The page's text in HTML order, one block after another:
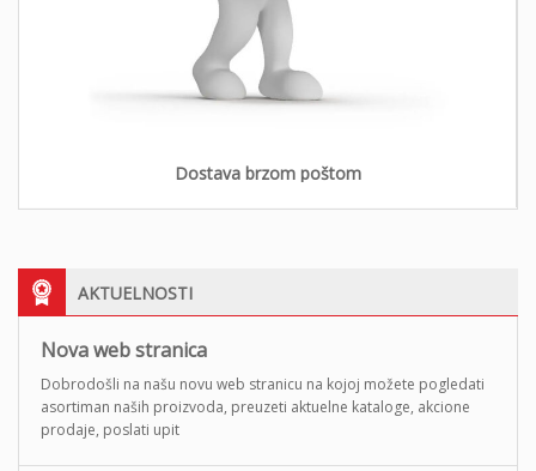
Dostava brzom poštom
AKTUELNOSTI
Nova web stranica
Dobrodošli na našu novu web stranicu na kojoj možete pogledati
asortiman naših proizvoda, preuzeti aktuelne kataloge, akcione
prodaje, poslati upit